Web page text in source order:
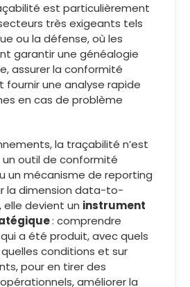
est particulièrement
très exigeants tels
ou la défense, où les
garantir une généalogie
assurer la conformité
une analyse rapide
en cas de problème
la traçabilité n’est
outil de conformité
un mécanisme de reporting
la dimension data-to-
elle devient un instrument
: comprendre
a été produit, avec quels
conditions et sur
pour en tirer des
améliorer la